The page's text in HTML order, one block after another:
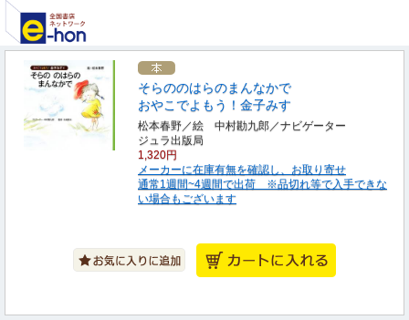
そらののはらのまんなかで
おやこでよもう！金子みすゞ
松本春野／絵 中村勘九郎／ナビゲーター
ジュラ出版局
1,320円
メーカーに在庫有無を確認し、お取り寄せ
通常1週間~4週間で出荷 ※品切れ等で入手できな
い場合もございます